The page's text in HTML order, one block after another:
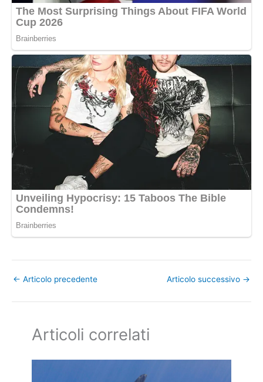
← Articolo precedente Articolo successivo →
Articoli correlati